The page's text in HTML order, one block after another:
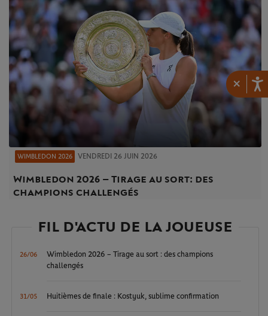
×
WIMBLEDON 2026 VENDREDI 26 JUIN 2026
Wimbledon 2026 – Tirage au sort : des
champions challengés
FIL D'ACTU DE LA JOUEUSE
26/06
Wimbledon 2026 – Tirage au sort : des champions
challengés
31/05 Huitièmes de finale : Kostyuk, sublime confirmation